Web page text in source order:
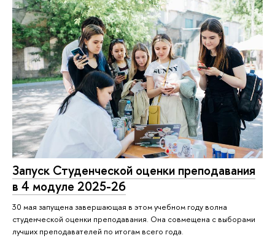
Запуск Студенческой оценки преподавания
в 4 модуле 2025-26
30 мая запущена завершающая в этом учебном году волна
студенческой оценки преподавания. Она совмещена с выборами
лучших преподавателей по итогам всего года.